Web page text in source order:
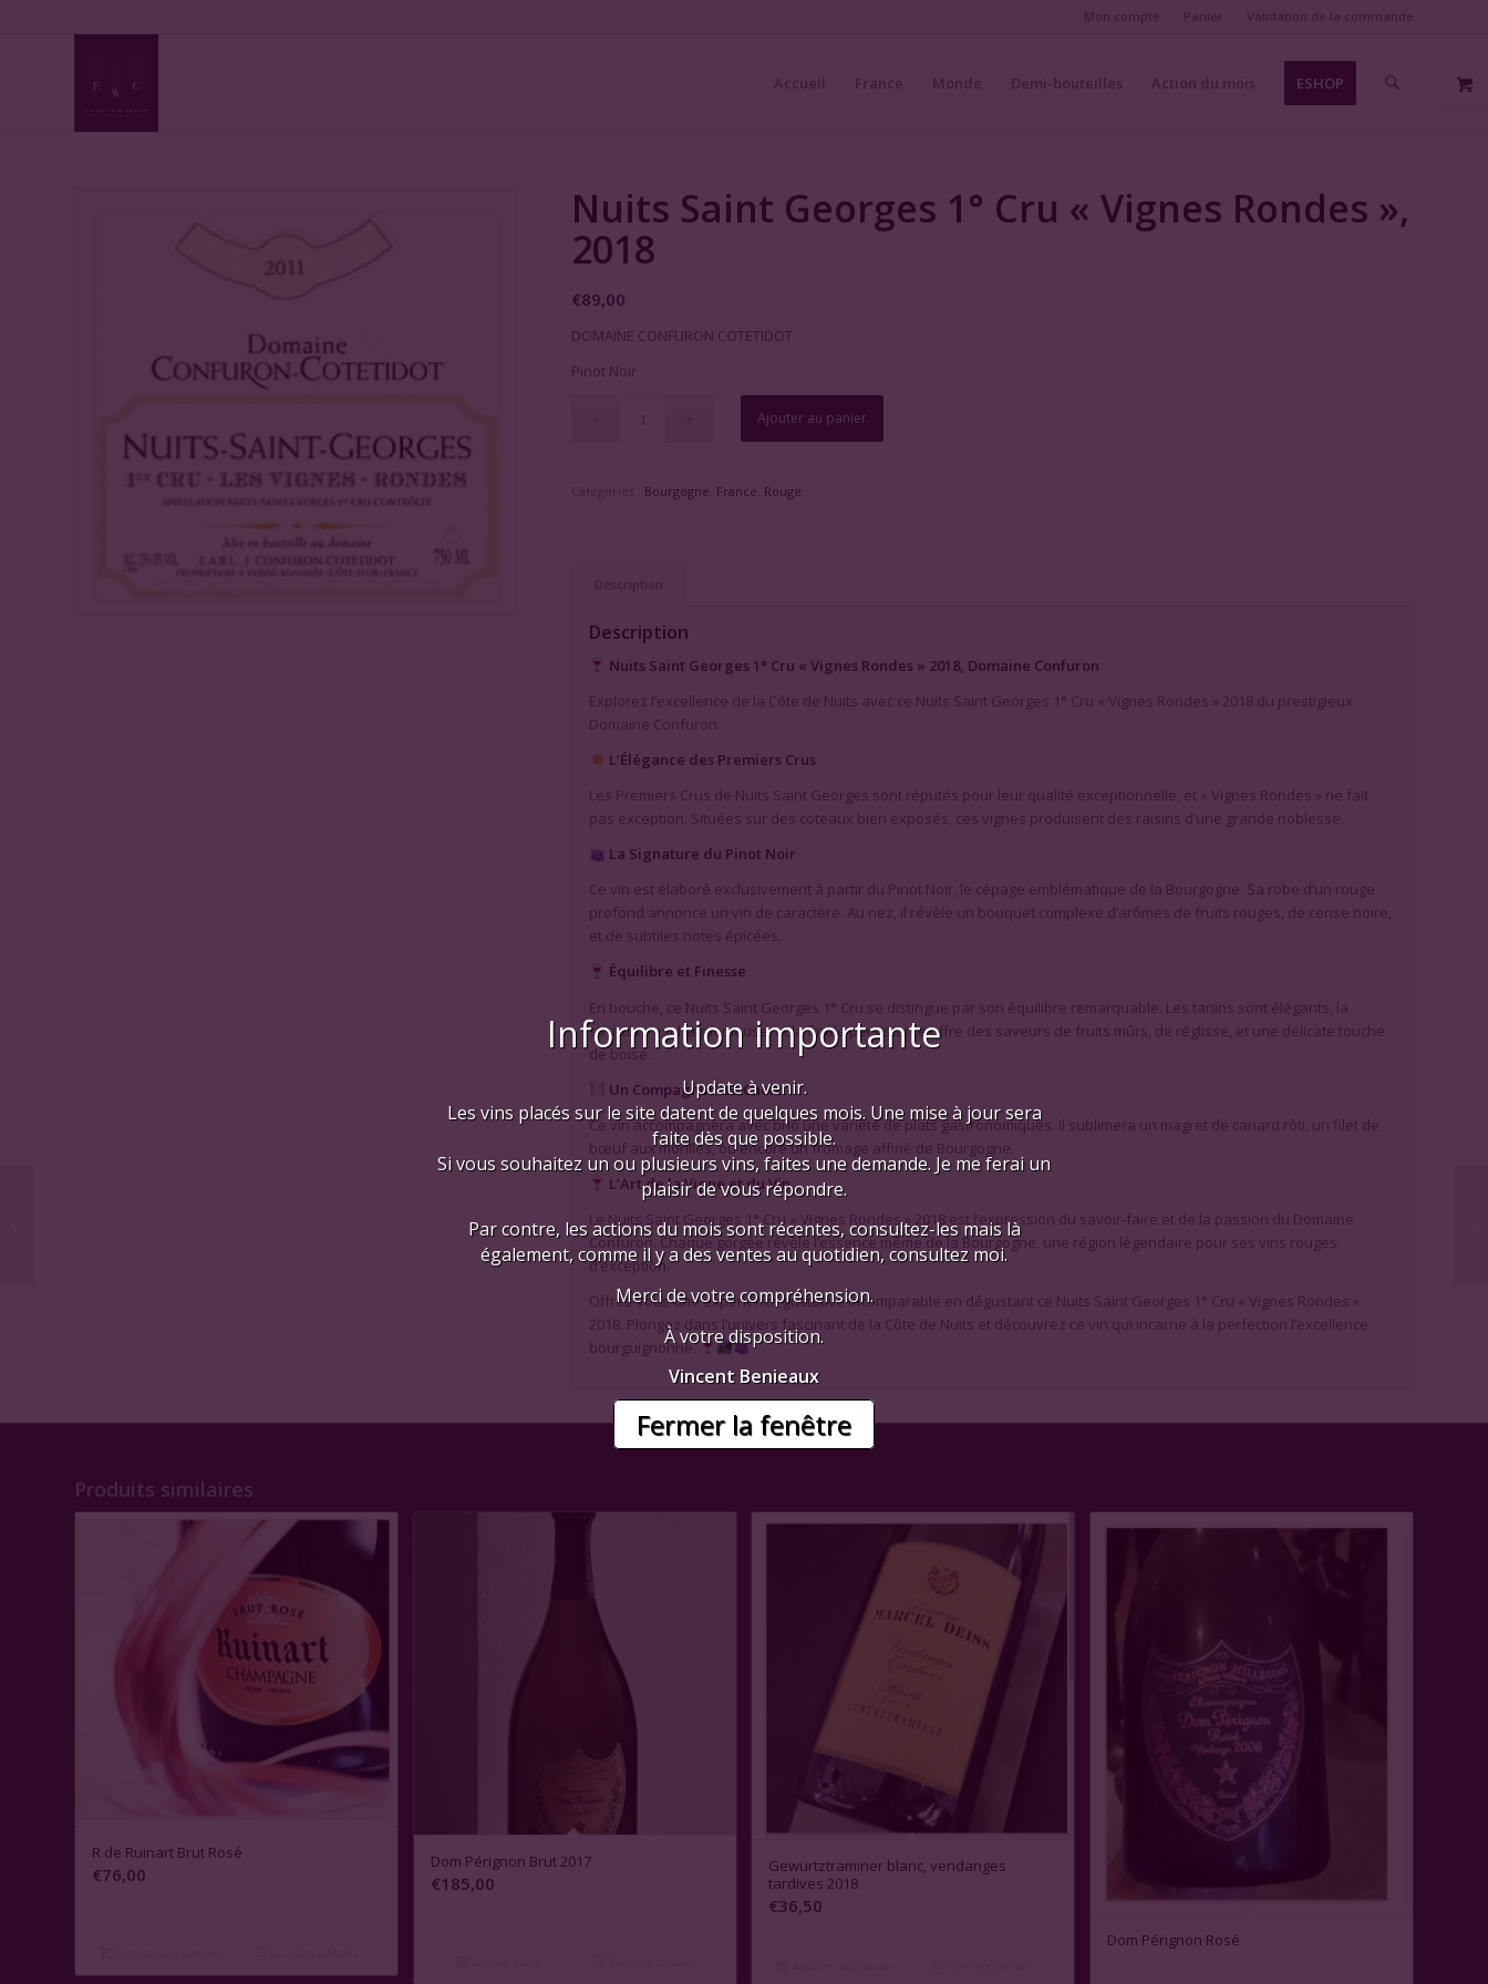
Accueil France Monde Demi-bouteilles Action du mois ESHOP
Nuits Saint Georges 1° Cru « Vignes Rondes »,
2018
€89,00
DOMAINE CONFURON COTETIDOT
Pinot Noir
Ajouter au panier
Bourgogne France Rouge
Description
Nuits Saint Georges 1° Cru « Vignes Rondes » 2018, Domaine Confuron
Explorez l’excellence de la Côte de Nuits avec ce Nuits Saint Georges 1° Cru « Vignes Rondes » 2018 du prestigieux
Domaine Confuron.
L’Élégance des Premiers Crus
Les Premiers Crus de Nuits Saint Georges sont réputés pour leur qualité exceptionnelle, et « Vignes Rondes » ne fait
pas exception. Situées sur des coteaux bien exposés, ces vignes produisent des raisins d’une grande noblesse.
La Signature du Pinot Noir
Ce vin est élaboré exclusivement à partir du Pinot Noir, le cépage emblématique de la Bourgogne. Sa robe d’un rouge
profond annonce un vin de caractère. Au nez, il révèle un bouquet complexe d’arômes de fruits rouges, de cerise noire,
et de subtiles notes épicées.
Équilibre et Finesse
En bouche, ce Nuits Saint Georges 1° Cru se distingue par son équilibre remarquable. Les tanins sont élégants, la
structure est harmonieuse, et la finale persistante offre des saveurs de fruits mûrs, de réglisse, et une délicate touche
de boisé.
Un Compagnon de Choix
Ce vin accompagnera avec brio une variété de plats gastronomiques. Il sublimera un magret de canard rôti, un filet de
bœuf aux morilles, ou encore un fromage affiné de Bourgogne.
L’Art de la Vigne et du Vin
Le Nuits Saint Georges 1° Cru « Vignes Rondes » 2018 est l’expression du savoir-faire et de la passion du Domaine
Confuron. Chaque gorgée révèle l’essence même de la Bourgogne, une région légendaire pour ses vins rouges
d’exception.
Offrez-vous une expérience gustative incomparable en dégustant ce Nuits Saint Georges 1° Cru « Vignes Rondes »
2018. Plongez dans l’univers fascinant de la Côte de Nuits et découvrez ce vin qui incarne à la perfection l’excellence
bourguignonne.
Produits similaires
R de Ruinart Brut Rosé
€76,00
Dom Pérignon Brut 2017
€185,00
Gewurtztraminer blanc, vendanges
tardives 2018
€36,50
Dom Pérignon Rosé
Information importante
Update à venir.
Les vins placés sur le site datent de quelques mois. Une mise à jour sera
faite dès que possible.
Si vous souhaitez un ou plusieurs vins, faites une demande. Je me ferai un
plaisir de vous répondre.
Par contre, les actions du mois sont récentes, consultez-les mais là
également, comme il y a des ventes au quotidien, consultez moi.
Merci de votre compréhension.
À votre disposition.
Vincent Benieaux
Fermer la fenêtre